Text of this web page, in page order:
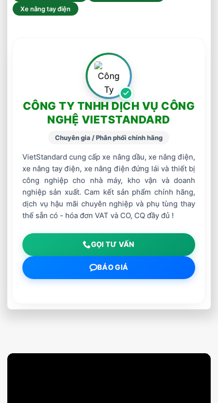
Xe nâng tay điện
CÔNG TY TNHH DỊCH VỤ CÔNG
NGHỆ VIETSTANDARD
Chuyên gia / Phân phối chính hãng
VietStandard cung cấp xe nâng dầu, xe nâng điện,
xe nâng tay điện, xe nâng điện đứng lái và thiết bị
công nghiệp cho nhà máy, kho vận và doanh
nghiệp sản xuất. Cam kết sản phẩm chính hãng,
dịch vụ hậu mãi chuyên nghiệp và phụ tùng thay
thế sẵn có - hóa đơn VAT và CO, CQ đầy đủ !
GỌI TƯ VẤN
BÁO GIÁ